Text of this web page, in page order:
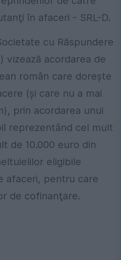
în afaceri - SRL-D.
cu Răspundere
vizează acordarea de
român care doreşte
(şi care nu a mai
prin acordarea unui
reprezentând cel mult
de 10.000 euro din
eligibile
afaceri, pentru care
de cofinanţare.